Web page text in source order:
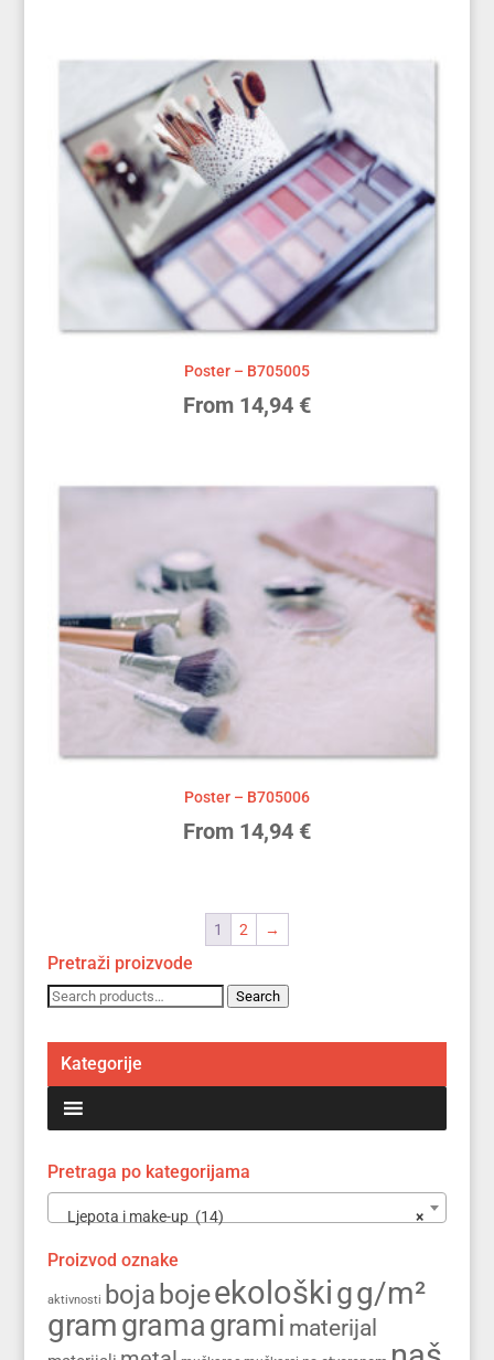
Poster – B705005
From 14,94 €
Poster – B705006
From 14,94 €
1 2 →
Pretraži proizvode
Search
Search
Kategorije
Pretraga po kategorijama
×
Ljepota i make-up (14)
Proizvod oznake
aktivnosti boja bojeekološkigg/m²
gramgramagrami materijal